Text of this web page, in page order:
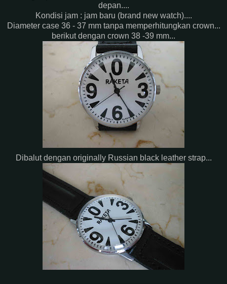
depan....
Kondisi jam : jam baru (brand new watch)....
Diameter case 36 - 37 mm tanpa memperhitungkan crown...
berikut dengan crown 38 -39 mm...
Dibalut dengan originally Russian black leather strap...